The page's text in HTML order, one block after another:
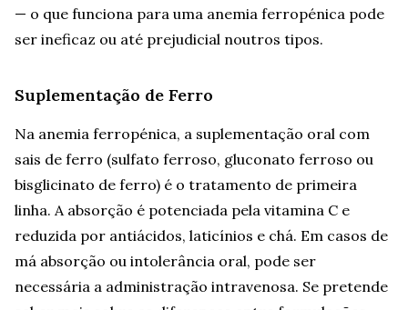
— o que funciona para uma anemia ferropénica pode
ser ineficaz ou até prejudicial noutros tipos.
Suplementação de Ferro
Na anemia ferropénica, a suplementação oral com
sais de ferro (sulfato ferroso, gluconato ferroso ou
bisglicinato de ferro) é o tratamento de primeira
linha. A absorção é potenciada pela vitamina C e
reduzida por antiácidos, laticínios e chá. Em casos de
má absorção ou intolerância oral, pode ser
necessária a administração intravenosa. Se pretende